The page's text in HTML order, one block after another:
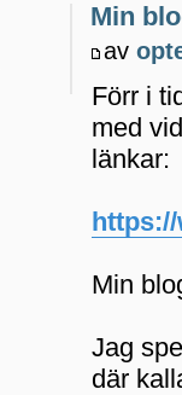
Min
av
Förr i
med
länkar:
Min
Jag
där